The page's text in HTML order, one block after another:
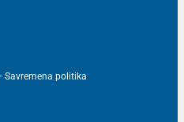
Savremena politika